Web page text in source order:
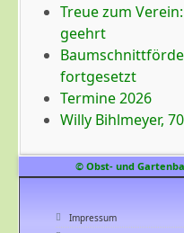
© Obst- und
Impressum
Treue zum
geehrt
fortgesetzt
Termine 2026
Willy Bihlmeyer,